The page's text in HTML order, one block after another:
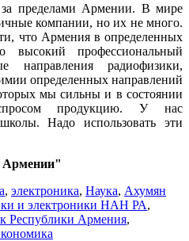
пределами Армении. В мире
компании, но их не много.
что Армения в определенных
высокий профессиональный
направления радиофизики,
определенных направлений
мы сильны и в состоянии
продукцию. У нас
Надо использовать эти
Армении"
, электроника, Наука, Ахумян
и электроники НАН РА,
Республики Армения,